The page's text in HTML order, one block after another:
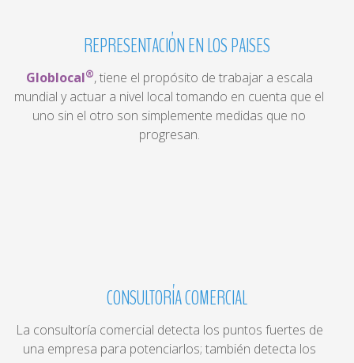
REPRESENTACIÓNENLOSPAISES
Globlocal®, tiene el propósito de trabajar a escala
mundial y actuar a nivel local tomando en cuenta que el
uno sin el otro son simplemente medidas que no
progresan.
CONSULTORÍACOMERCIAL
La consultoría comercial detecta los puntos fuertes de
una empresa para potenciarlos; también detecta los